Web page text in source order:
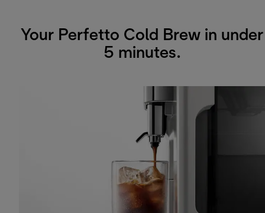
Your Perfetto Cold Brew in under
5 minutes.